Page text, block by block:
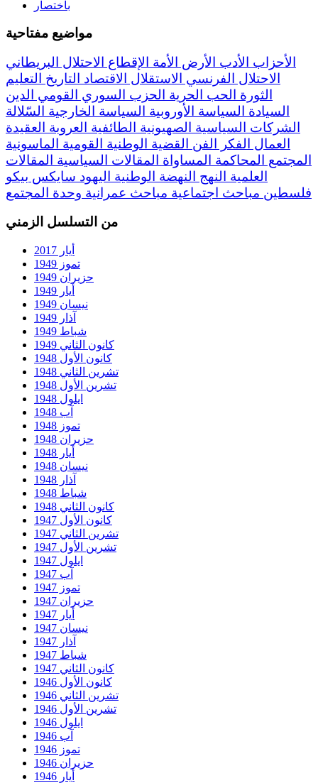
باختصار
مواضيع مفتاحية
الأحزاب
الأدب الأرض الأمة الإقطاع
الاحتلال البريطاني
الاحتلال الفرنسي
الاستقلال الاقتصاد التاريخ
التعليم
الثورة
الحب الحرية الحزب السوري القومي
الدين
السيادة
السياسة الأوروبية السياسة الخارجية
السّلالة
الشركات السياسية
الصهيونية الطائفية العروبة
العقيدة
العمال
الفكر الفن القضية الوطنية القومية
الماسونية
المجتمع
المحاكمة المساواة المقالات السياسية
المقالات
العلمية
النهج النهضة الوطنية اليهود سايكس بيكو
فلسطين مباحث اجتماعية مباحث عمرانية وحدة المجتمع
من التسلسل الزمني
أيار 2017
تموز 1949
حزيران 1949
أيار 1949
نيسان 1949
آذار 1949
شباط 1949
كانون الثاني 1949
كانون الأول 1948
تشرين الثاني 1948
تشرين الأول 1948
ايلول 1948
آب 1948
تموز 1948
حزيران 1948
أيار 1948
نيسان 1948
آذار 1948
شباط 1948
كانون الثاني 1948
كانون الأول 1947
تشرين الثاني 1947
تشرين الأول 1947
ايلول 1947
آب 1947
تموز 1947
حزيران 1947
أيار 1947
نيسان 1947
آذار 1947
شباط 1947
كانون الثاني 1947
كانون الأول 1946
تشرين الثاني 1946
تشرين الأول 1946
ايلول 1946
آب 1946
تموز 1946
حزيران 1946
أيار 1946